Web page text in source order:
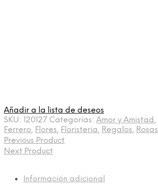
Añadir a la lista de deseos
SKU: 120127 Categorías: Amor y Amistad ,
Ferrero, Flores, Floristeria, Regalos, Rosas
Previous Product
Next Product
Información adicional